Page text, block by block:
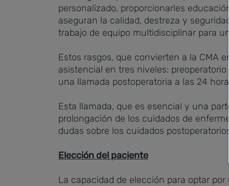
personalizado, proporcionarles
aseguran la calidad, destreza y
trabajo de equipo multidisciplinar para
Estos rasgos, que convierten a la CMA
asistencial en tres niveles:
una llamada postoperatoria a las 24
Esta llamada, que es esencial y una
prolongación de los cuidados de
dudas sobre los cuidados
Elección del paciente
La capacidad de elección para optar